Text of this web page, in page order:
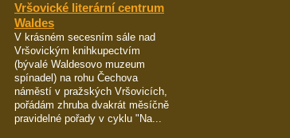
Vršovické literární centrum
Waldes
V krásném secesním sále nad
Vršovickým knihkupectvím
(bývalé Waldesovo muzeum
spínadel) na rohu Čechova
náměstí v pražských Vršovicích,
pořádám zhruba dvakrát měsíčně
pravidelné pořady v cyklu "Na...